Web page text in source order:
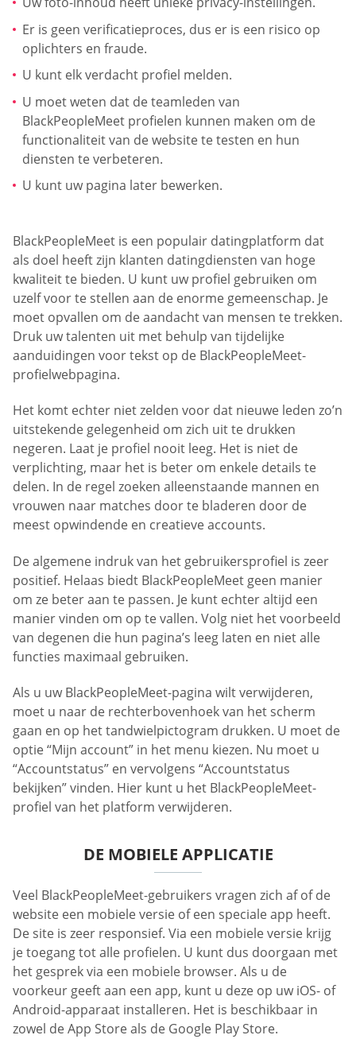
Er is geen verificatieproces, dus er is een risico op
oplichters en fraude.
U kunt elk verdacht profiel melden.
U moet weten dat de teamleden van
BlackPeopleMeet profielen kunnen maken om de
functionaliteit van de website te testen en hun
diensten te verbeteren.
U kunt uw pagina later bewerken.
BlackPeopleMeet is een populair datingplatform dat
als doel heeft zijn klanten datingdiensten van hoge
kwaliteit te bieden. U kunt uw profiel gebruiken om
uzelf voor te stellen aan de enorme gemeenschap. Je
moet opvallen om de aandacht van mensen te trekken.
Druk uw talenten uit met behulp van tijdelijke
aanduidingen voor tekst op de BlackPeopleMeet-
profielwebpagina.
Het komt echter niet zelden voor dat nieuwe leden zo’n
uitstekende gelegenheid om zich uit te drukken
negeren. Laat je profiel nooit leeg. Het is niet de
verplichting, maar het is beter om enkele details te
delen. In de regel zoeken alleenstaande mannen en
vrouwen naar matches door te bladeren door de
meest opwindende en creatieve accounts.
De algemene indruk van het gebruikersprofiel is zeer
positief. Helaas biedt BlackPeopleMeet geen manier
om ze beter aan te passen. Je kunt echter altijd een
manier vinden om op te vallen. Volg niet het voorbeeld
van degenen die hun pagina’s leeg laten en niet alle
functies maximaal gebruiken.
Als u uw BlackPeopleMeet-pagina wilt verwijderen,
moet u naar de rechterbovenhoek van het scherm
gaan en op het tandwielpictogram drukken. U moet de
optie “Mijn account” in het menu kiezen. Nu moet u
“Accountstatus” en vervolgens “Accountstatus
bekijken” vinden. Hier kunt u het BlackPeopleMeet-
profiel van het platform verwijderen.
DE MOBIELE APPLICATIE
Veel BlackPeopleMeet-gebruikers vragen zich af of de
website een mobiele versie of een speciale app heeft.
De site is zeer responsief. Via een mobiele versie krijg
je toegang tot alle profielen. U kunt dus doorgaan met
het gesprek via een mobiele browser. Als u de
voorkeur geeft aan een app, kunt u deze op uw iOS- of
Android-apparaat installeren. Het is beschikbaar in
zowel de App Store als de Google Play Store.